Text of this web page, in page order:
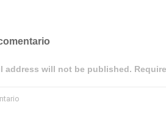
address will not be published.